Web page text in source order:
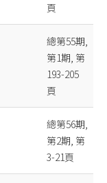
頁
總第55期,
第1期, 第
193-205
頁
總第56期,
第2期, 第
3-21頁